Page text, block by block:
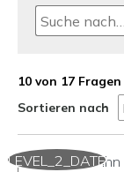
10 von 17
Sortieren nach
LEVEL_2_DATE
Kann man